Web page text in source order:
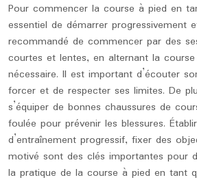
Pour commencer la course à pied en
essentiel de démarrer progressivement
recommandé de commencer par des
courtes et lentes, en alternant la
nécessaire. Il est important d’écouter
forcer et de respecter ses limites. De
s’équiper de bonnes chaussures de
foulée pour prévenir les blessures.
d’entraînement progressif, fixer des
motivé sont des clés importantes pour
la pratique de la course à pied en tant